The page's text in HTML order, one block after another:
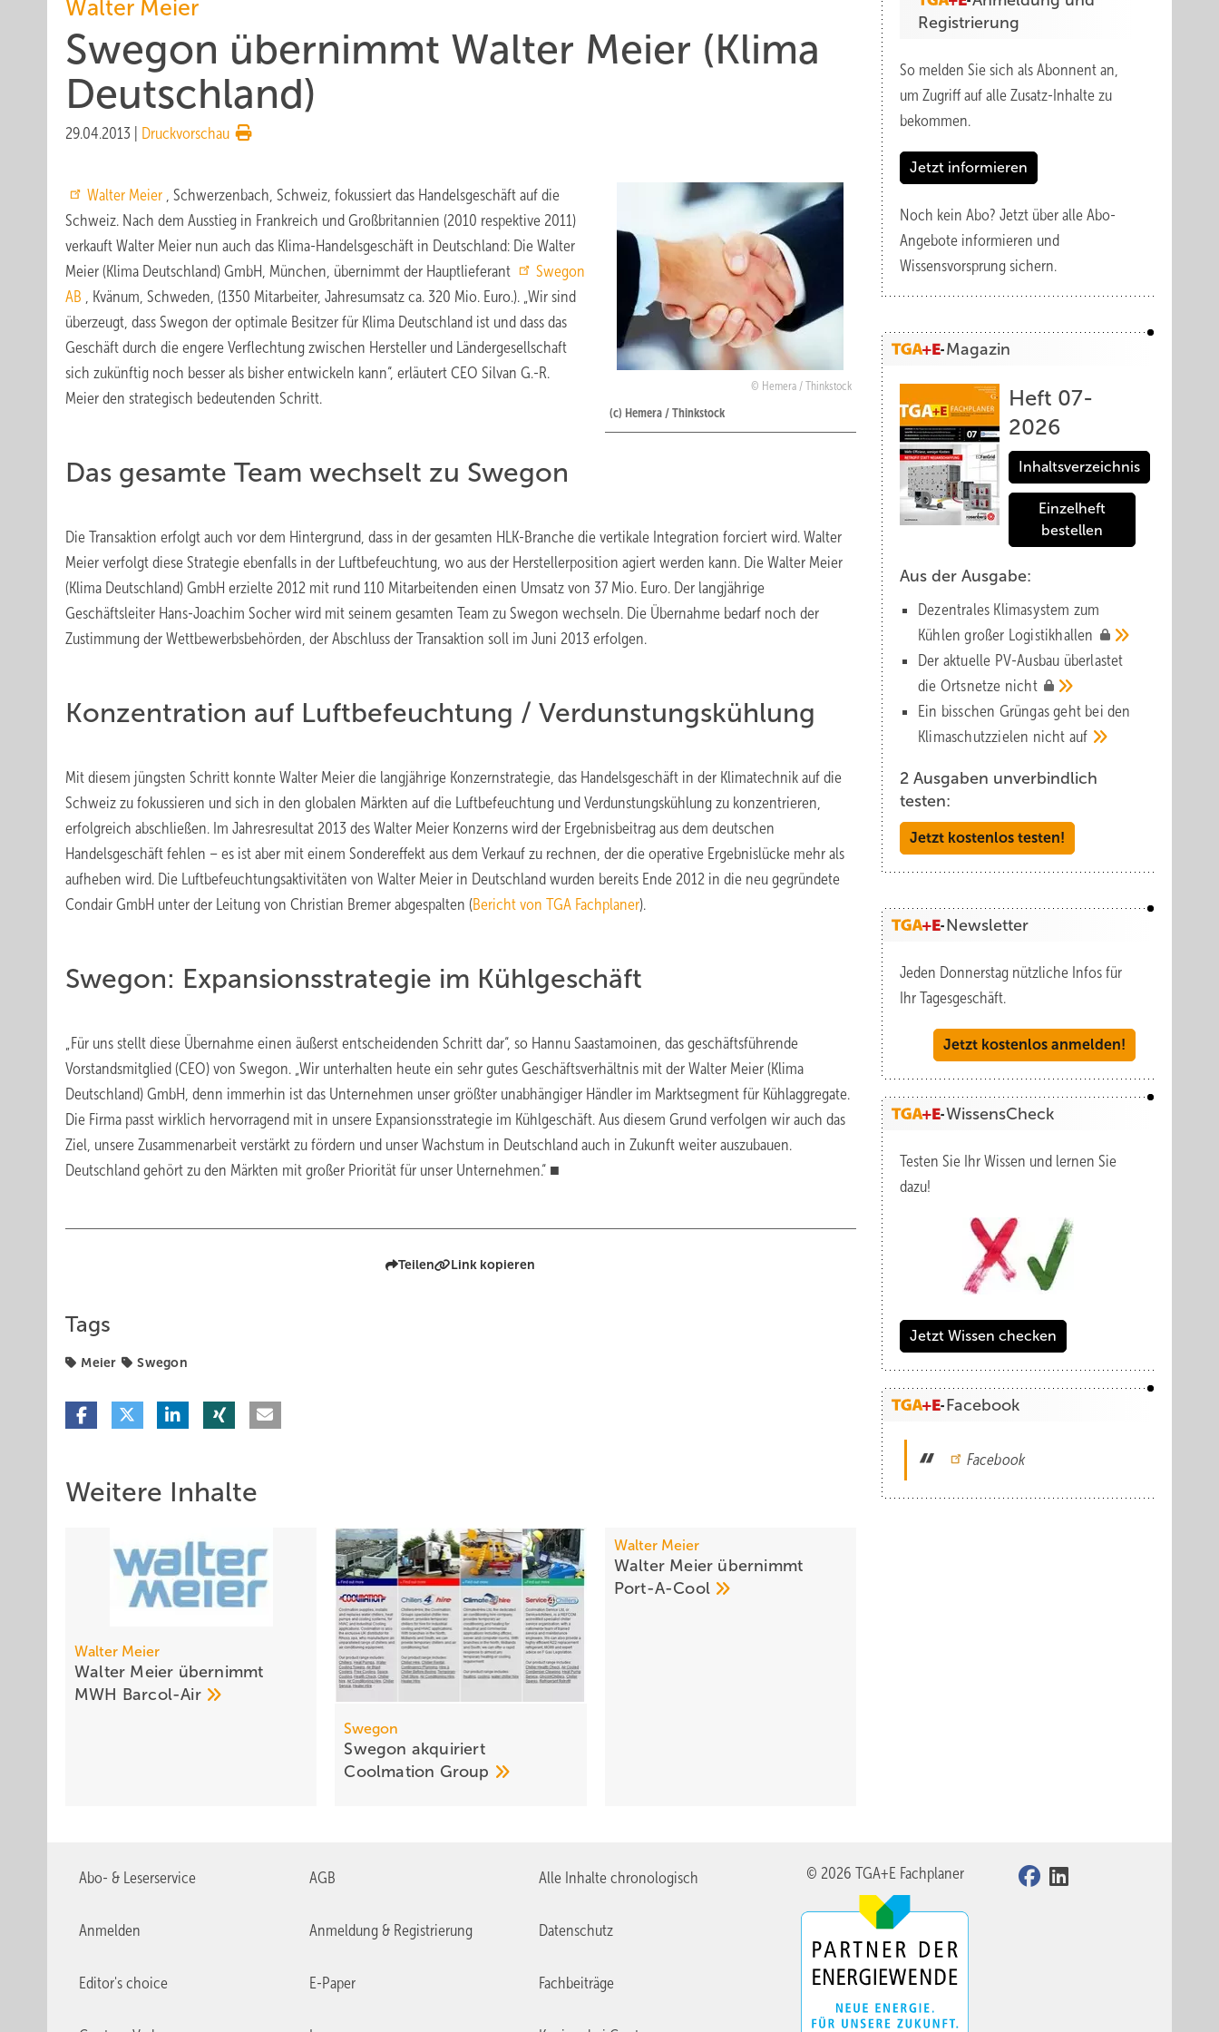
Walter Meier
Swegon übernimmt Walter Meier (Klima
Deutschland)
29.04.2013 Druckvorschau
Hemera / Thinkstock
(c) Hemera / Thinkstock
Walter Meier , Schwerzenbach, Schweiz, fokussiert das Handelsgeschäft auf die
Schweiz. Nach dem Ausstieg in Frankreich und Großbritannien (2010 respektive 2011)
verkauft Walter Meier nun auch das Klima-Handelsgeschäft in Deutschland: Die Walter
Meier (Klima Deutschland) GmbH, München, übernimmt der Hauptlieferant
Swegon
AB , Kvänum, Schweden, (1350 Mitarbeiter, Jahresumsatz ca. 320 Mio. Euro.). „Wir sind
überzeugt, dass Swegon der optimale Besitzer für Klima Deutschland ist und dass das
Geschäft durch die engere Verflechtung zwischen Hersteller und Ländergesellschaft
sich zukünftig noch besser als bisher entwickeln kann“, erläutert CEO Silvan G.-R.
Meier den strategisch bedeutenden Schritt.
Das gesamte Team wechselt zu Swegon
Die Transaktion erfolgt auch vor dem Hintergrund, dass in der gesamten HLK-Branche die vertikale Integration forciert wird. Walter
Meier verfolgt diese Strategie ebenfalls in der Luftbefeuchtung, wo aus der Herstellerposition agiert werden kann. Die Walter Meier
(Klima Deutschland) GmbH erzielte 2012 mit rund 110 Mitarbeitenden einen Umsatz von 37 Mio. Euro. Der langjährige
Geschäftsleiter Hans-Joachim Socher wird mit seinem gesamten Team zu Swegon wechseln. Die Übernahme bedarf noch der
Zustimmung der Wettbewerbsbehörden, der Abschluss der Transaktion soll im Juni 2013 erfolgen.
Konzentration auf Luftbefeuchtung / Verdunstungskühlung
Mit diesem jüngsten Schritt konnte Walter Meier die langjährige Konzernstrategie, das Handelsgeschäft in der Klimatechnik auf die
Schweiz zu fokussieren und sich in den globalen Märkten auf die Luftbefeuchtung und Verdunstungskühlung zu konzentrieren,
erfolgreich abschließen. Im Jahresresultat 2013 des Walter Meier Konzerns wird der Ergebnisbeitrag aus dem deutschen
Handelsgeschäft fehlen – es ist aber mit einem Sondereffekt aus dem Verkauf zu rechnen, der die operative Ergebnislücke mehr als
aufheben wird. Die Luftbefeuchtungsaktivitäten von Walter Meier in Deutschland wurden bereits Ende 2012 in die neu gegründete
Condair GmbH unter der Leitung von Christian Bremer abgespalten (Bericht von TGA Fachplaner).
Swegon: Expansionsstrategie im Kühlgeschäft
„Für uns stellt diese Übernahme einen äußerst entscheidenden Schritt dar“, so Hannu Saastamoinen, das geschäftsführende
Vorstandsmitglied (CEO) von Swegon. „Wir unterhalten heute ein sehr gutes Geschäftsverhältnis mit der Walter Meier (Klima
Deutschland) GmbH, denn immerhin ist das Unternehmen unser größter unabhängiger Händler im Marktsegment für Kühlaggregate.
Die Firma passt wirklich hervorragend mit in unsere Expansionsstrategie im Kühlgeschäft. Aus diesem Grund verfolgen wir auch das
Ziel, unsere Zusammenarbeit verstärkt zu fördern und unser Wachstum in Deutschland auch in Zukunft weiter auszubauen.
Deutschland gehört zu den Märkten mit großer Priorität für unser Unternehmen.“ ■
Teilen Link kopieren
Tags
Meier Swegon
Weitere Inhalte
Walter Meier
Walter Meier übernimmt
MWH
Barcol-Air
Swegon
Swegon akquiriert
Coolmation Group
Walter Meier
Walter Meier übernimmt
Port-A-Cool
Registrierung
So melden Sie sich als Abonnent an,
um Zugriff auf alle Zusatz-Inhalte zu
bekommen.
Jetzt informieren
Noch kein Abo? Jetzt über alle Abo-
Angebote informieren und
Wissensvorsprung sichern.
Magazin
Heft 07-
2026
Inhaltsverzeichnis
Einzelheft
bestellen
Aus der Ausgabe:
Dezentrales Klimasystem zum
Kühlen großer Logistik­hallen
Der aktuelle PV-Ausbau über­lastet
die Orts­netze nicht
Ein bisschen Grüngas geht bei den
Klima­schutz­zielen nicht auf
2 Ausgaben unverbindlich
testen:
Jetzt kostenlos testen!
Newsletter
Jeden Donnerstag nützliche Infos für
Ihr Tagesgeschäft.
Jetzt kostenlos anmelden!
WissensCheck
Testen Sie Ihr Wissen und lernen Sie
dazu!
Jetzt Wissen checken
Facebook
Facebook
Abo- & Leserservice AGB Alle Inhalte chronologisch
Anmelden Anmeldung & Registrierung Datenschutz
Editor's choice E-Paper Fachbeiträge
© 2026 TGA+E Fachplaner